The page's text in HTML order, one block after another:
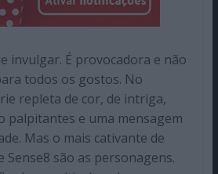
invulgar. É provocadora e não
todos os gostos. No
repleta de cor, de intriga,
palpitantes e uma mensagem
Mas o mais cativante de
Sense8 são as personagens.